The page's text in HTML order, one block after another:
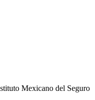
Mexicano del Seguro